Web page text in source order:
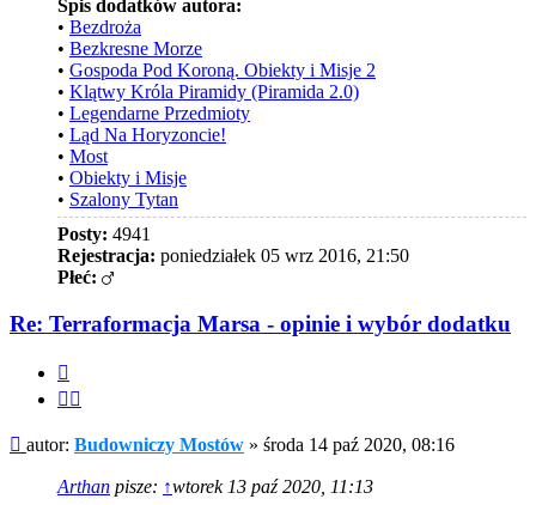
Spis dodatków autora:
• Bezdroża
• Bezkresne Morze
• Gospoda Pod Koroną. Obiekty i Misje 2
• Klątwy Króla Piramidy (Piramida 2.0)
• Legendarne Przedmioty
• Ląd Na Horyzoncie!
• Most
• Obiekty i Misje
• Szalony Tytan
Posty: 4941
Rejestracja: poniedziałek 05 wrz 2016, 21:50
Płeć:
Re: Terraformacja Marsa - opinie i wybór dodatku
Post
autor: Budowniczy Mostów » środa 14 paź 2020, 08:16
Arthan pisze: ↑wtorek 13 paź 2020, 11:13